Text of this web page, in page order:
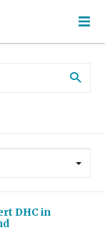
DHC in